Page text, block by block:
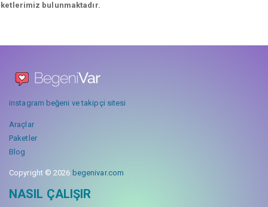
bulunmaktadır.
instagram beğeni ve takipçi sitesi
Araçlar
Paketler
Blog
Copyright © 2026 begenivar.com
NASIL ÇALIŞIR